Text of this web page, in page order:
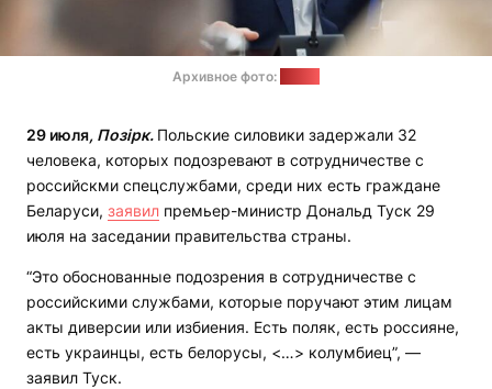
Архивное фото:
29 июля, Позірк. Польские силовики задержали 32
человека, которых подозревают в сотрудничестве с
российскми спецслужбами, среди них есть граждане
Беларуси, заявил премьер-министр Дональд Туск 29
июля на заседании правительства страны.
“Это обоснованные подозрения в сотрудничестве с
российскими службами, которые поручают этим лицам
акты диверсии или избиения. Есть поляк, есть россияне,
есть украинцы, есть белорусы, <…> колумбиец”, —
заявил Туск.